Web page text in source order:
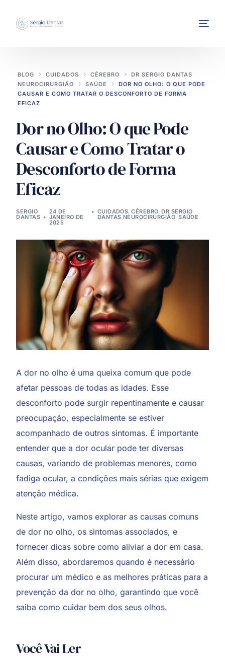
BLOG CUIDADOS CÉREBRO
DR SERGIO DANTAS
NEUROCIRURGIÃO
SAÚDE
DOR NO OLHO: O QUE PODE
CAUSAR E COMO TRATAR O DESCONFORTO DE FORMA
EFICAZ
Dor no Olho: O que Pode
Causar e Como Tratar o
Desconforto de Forma
Eficaz
SERGIO
DANTAS
24 DE
JANEIRO DE
2025
CUIDADOS,CÉREBRO,DR SERGIO
DANTAS NEUROCIRURGIÃO,SAÚDE
A dor no olho é uma queixa comum que pode
afetar pessoas de todas as idades. Esse
desconforto pode surgir repentinamente e causar
preocupação, especialmente se estiver
acompanhado de outros sintomas. É importante
entender que a dor ocular pode ter diversas
causas, variando de problemas menores, como
fadiga ocular, a condições mais sérias que exigem
atenção médica.
Neste artigo, vamos explorar as causas comuns
de dor no olho, os sintomas associados, e
fornecer dicas sobre como aliviar a dor em casa.
Além disso, abordaremos quando é necessário
procurar um médico e as melhores práticas para a
prevenção da dor no olho, garantindo que você
saiba como cuidar bem dos seus olhos.
Você Vai Ler
INTERVENÇÕES